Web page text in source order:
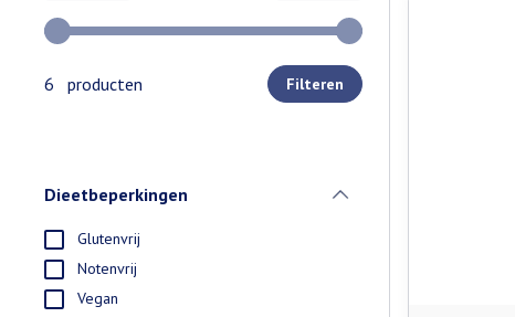
Gebruik de pijltjestoetsen links en rechts om de minimale en
6 producten Filteren
Dieetbeperkingen
Glutenvrij
Notenvrij
Vegan